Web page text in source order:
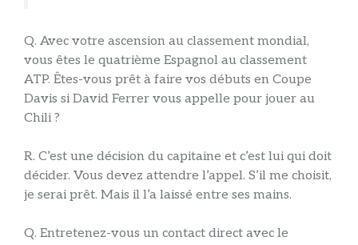
Q. Avec votre ascension au classement mondial,
vous êtes le quatrième Espagnol au classement
ATP. Êtes-vous prêt à faire vos débuts en Coupe
Davis si David Ferrer vous appelle pour jouer au
Chili ?
R. C’est une décision du capitaine et c’est lui qui doit
décider. Vous devez attendre l’appel. S’il me choisit,
je serai prêt. Mais il l’a laissé entre ses mains.
Q. Entretenez-vous un contact direct avec le